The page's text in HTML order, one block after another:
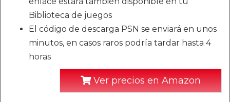
Biblioteca de juegos
El código de descarga PSN se enviará en unos
minutos, en casos raros podría tardar hasta 4
horas
Ver precios en Amazon